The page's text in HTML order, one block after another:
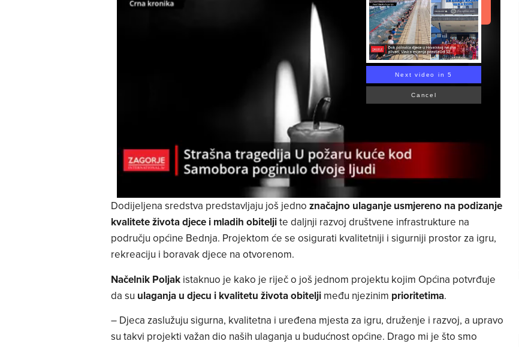
Read Article
Next video in 4
Cancel
Dodijeljena sredstva predstavljaju još jedno značajno ulaganje usmjereno na podizanje
kvalitete života djece i mladih obiteljite daljnji razvoj društvene infrastrukture na
području općine Bednja. Projektom će se osigurati kvalitetniji i sigurniji prostor za igru,
rekreaciju i boravak djece na otvorenom.
Načelnik Poljakistaknuo je kako je riječ o još jednom projektu kojim Općina potvrđuje
da su ulaganja u djecu i kvalitetu života obiteljimeđu njezinim prioritetima.
– Djeca zaslužuju sigurna, kvalitetna i uređena mjesta za igru, druženje i razvoj, a upravo
su takvi projekti važan dio naših ulaganja u budućnost općine. Drago mi je što smo